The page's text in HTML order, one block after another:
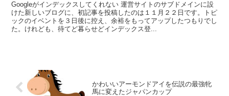
Googleがインデックスしてくれない 運営サイトのサブドメインに設
けた新しいブログに、初記事を投稿したのは１１月２２日です。トピ
ックのイベントを３日後に控え、余裕をもってアップしたつもりでし
た。けれども、待てど暮らせどインデックス登...
かわいいアーモンドアイを伝説の最強牝
馬に変えたジャパンカップ